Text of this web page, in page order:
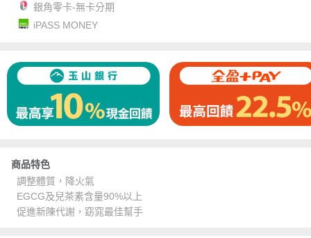
銀角零卡-無卡分期
iPASS MONEY
商品特色
調整體質，降火氣
EGCG及兒茶素含量90%以上
促進新陳代謝，窈窕最佳幫手